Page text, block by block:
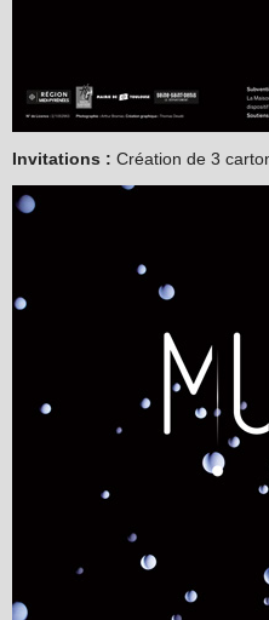
Invitations : Création de 3